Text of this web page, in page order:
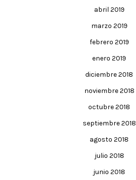
abril 2019
marzo 2019
febrero 2019
enero 2019
diciembre 2018
noviembre 2018
octubre 2018
septiembre 2018
agosto 2018
julio 2018
junio 2018